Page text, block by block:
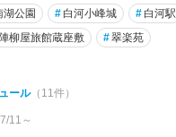
湖公園 # 白河小峰城 # 白河駅
柳屋旅館蔵座敷 #翠楽苑
ール（11件）
11～